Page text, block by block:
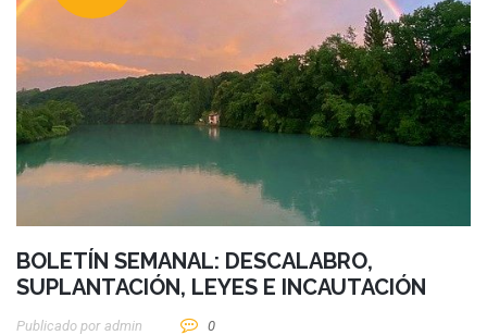
BOLETÍN SEMANAL: DESCALABRO,
SUPLANTACIÓN, LEYES E INCAUTACIÓN
Publicado por Admin 0